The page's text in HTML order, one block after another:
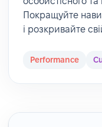
Покращуйте
і розкривайте
Performance